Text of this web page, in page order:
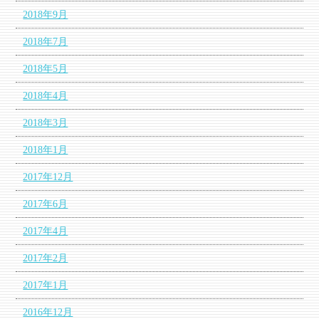
2018年9月
2018年7月
2018年5月
2018年4月
2018年3月
2018年1月
2017年12月
2017年6月
2017年4月
2017年2月
2017年1月
2016年12月